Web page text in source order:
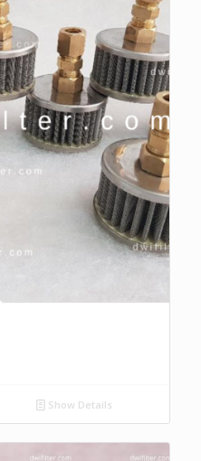
Show Details